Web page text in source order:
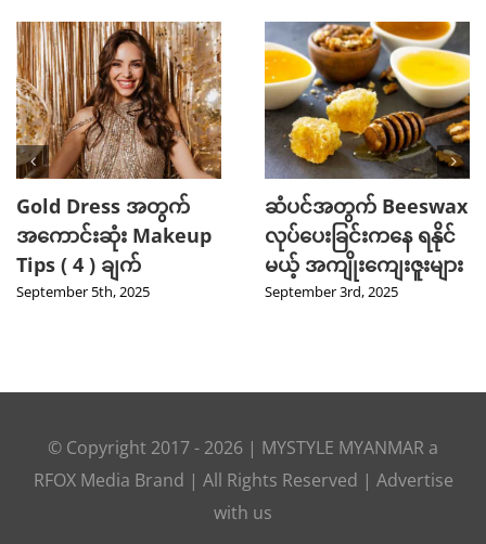
2025 TikTok မှာ Trend
ဖြစ်ခဲ့တဲ့ Hot Beauty
Product ( 5 ) မျိုး
August 27th, 2025
သင့်ဆံကေသာကို
ကျန်းမာသန်စွမ်းစေမယ့်
Curry Leaves ရဲ့
အံ့ဖွယ်နည်းလမ်း ၄ ခု
© Copyright 2017 - 2026|MYSTYLE MYANMARa
Brand | All Rights Reserved |